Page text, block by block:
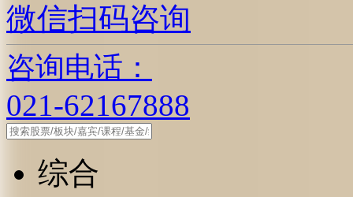
微信扫码咨询
咨询电话：
021-62167888
综合